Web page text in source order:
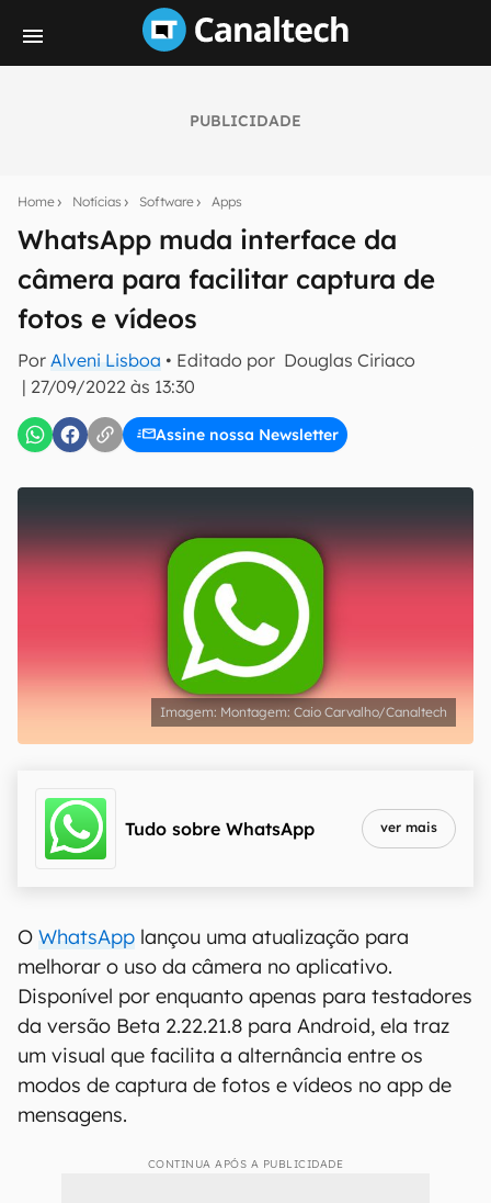
PUBLICIDADE
Home Notícias Software Apps
WhatsApp muda interface da
câmera para facilitar captura de
fotos e vídeos
Por Alveni Lisboa • Editado por Douglas Ciriaco
| 27/09/2022 às 13:30
Assine nossa Newsletter
notícias e reviews sobre tecnologia em primeira
mão.
E-mail
inscreva-se
Confirmo que li, aceito e concordo com os Termos de
Uso e Política de Privacidade do Canaltech.
Montagem: Caio Carvalho/Canaltech
Tudo sobre WhatsApp ver mais
O WhatsApp lançou uma atualização para
melhorar o uso da câmera no aplicativo.
Disponível por enquanto apenas para testadores
da versão Beta 2.22.21.8 para Android, ela traz
um visual que facilita a alternância entre os
modos de captura de fotos e vídeos no app de
mensagens.
CONTINUA APÓS A PUBLICIDADE